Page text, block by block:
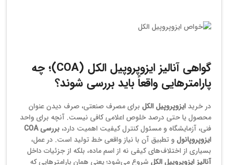
گواهی آنالیز ایزوپروپیل الکل (COA)؛ چه
پارامترهایی واقعاً باید بررسی شوند؟
در خرید ایزوپروپیل الکل برای مصرف صنعتی، صرف دیدن عنوان
محصول یا حتی درصد خلوص اعلامی کافی نیست. آنچه برای واحد
فنی، آزمایشگاه و مسئول کنترل کیفیت اهمیت دارد،
بررسی COA
ایزوپروپانولو تطبیق آن با نیاز واقعی خط تولید است. در عمل،
بسیاری از اختلاف‌های کیفی نه از اسم ماده، بلکه از جزئیات داخل
آنالیز ایزوپروپیل الکل شروع می‌شود؛ یعنی همان پارامترهایی که